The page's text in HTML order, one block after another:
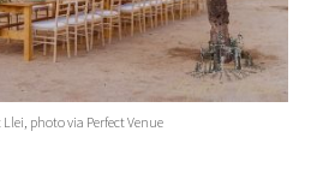
Llei, photo via Perfect Venue